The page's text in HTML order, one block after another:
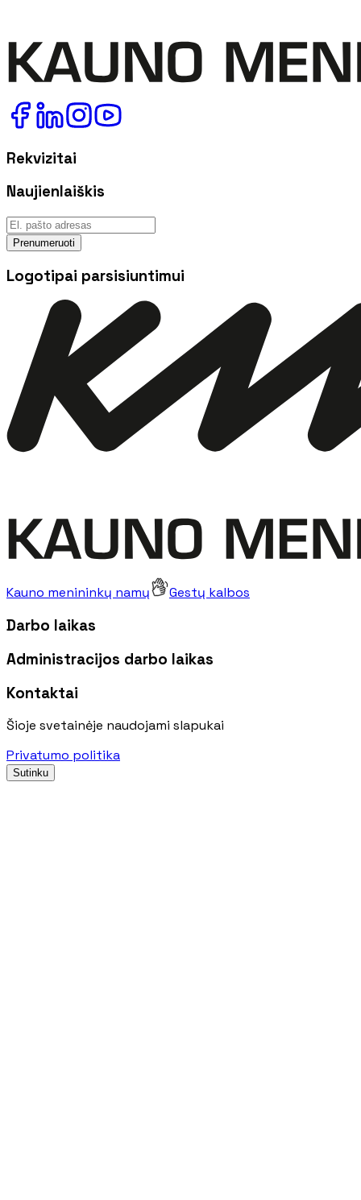
Rekvizitai
Naujienlaiškis
Prenumeruoti
Logotipai parsisiuntimui
Kauno menininkų namų Gestų kalbos
Darbo laikas
Administracijos darbo laikas
Kontaktai
Šioje svetainėje naudojami slapukai
Privatumo politika
Sutinku